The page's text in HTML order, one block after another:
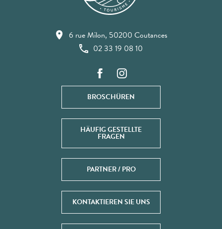
6 rue Milon, 50200 Coutances
02 33 19 08 10
BROSCHÜREN
HÄUFIG GESTELLTE
FRAGEN
PARTNER / PRO
KONTAKTIEREN SIE UNS